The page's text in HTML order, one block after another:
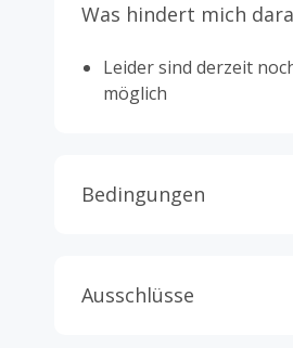
Was hindert mich
Leider sind derzeit
möglich
Bedingungen
Ausschlüsse